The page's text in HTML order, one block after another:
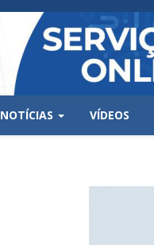
NOTÍCIAS VÍDEOS